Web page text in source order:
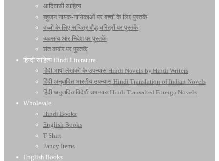
आदिवासी साहित्य
बहुजन नायक-नायिकाओं पर बच्चों के लिए पुस्तकें
बच्चो के लिए सचित्र बौद्ध चरित्रों पर पुस्तकें
व्यवसाय और निवेश पर पुस्तकें
संत कबीर पर पुस्तकें
हिन्दी साहित्य Hindi Literature
हिंदी भाषी लेखकों के उपन्यास Hindi Novels by Hindi Writers
हिंदी अनुवादित भारतीय उपन्यास Hindi Translation of Indian Novels
हिंदी अनुवादित विदेशी उपन्यास Hindi Transalted Foreign Novels
Wholesale
Hindi Books
English Books
T-Shirt
Fancy Items
English Books